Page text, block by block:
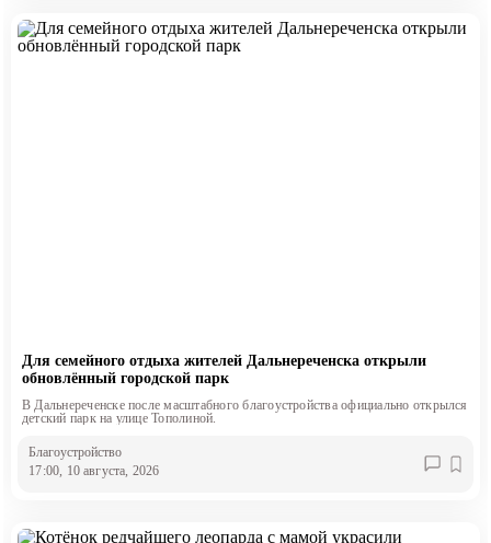
Для семейного отдыха жителей Дальнереченска открыли
обновлённый городской парк
В Дальнереченске после масштабного благоустройства официально открылся
детский парк на улице Тополиной.
Благоустройство
17:00, 10 августа, 2026